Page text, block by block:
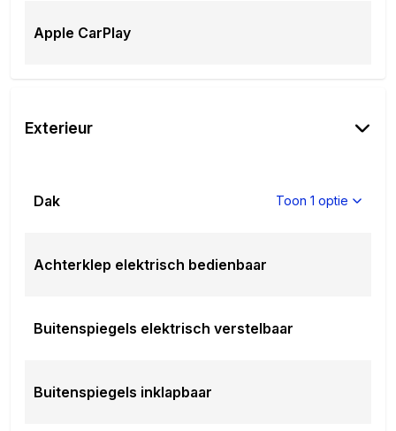
Apple CarPlay
Exterieur
Dak Toon 1 optie
Achterklep elektrisch bedienbaar
Buitenspiegels elektrisch verstelbaar
Buitenspiegels inklapbaar